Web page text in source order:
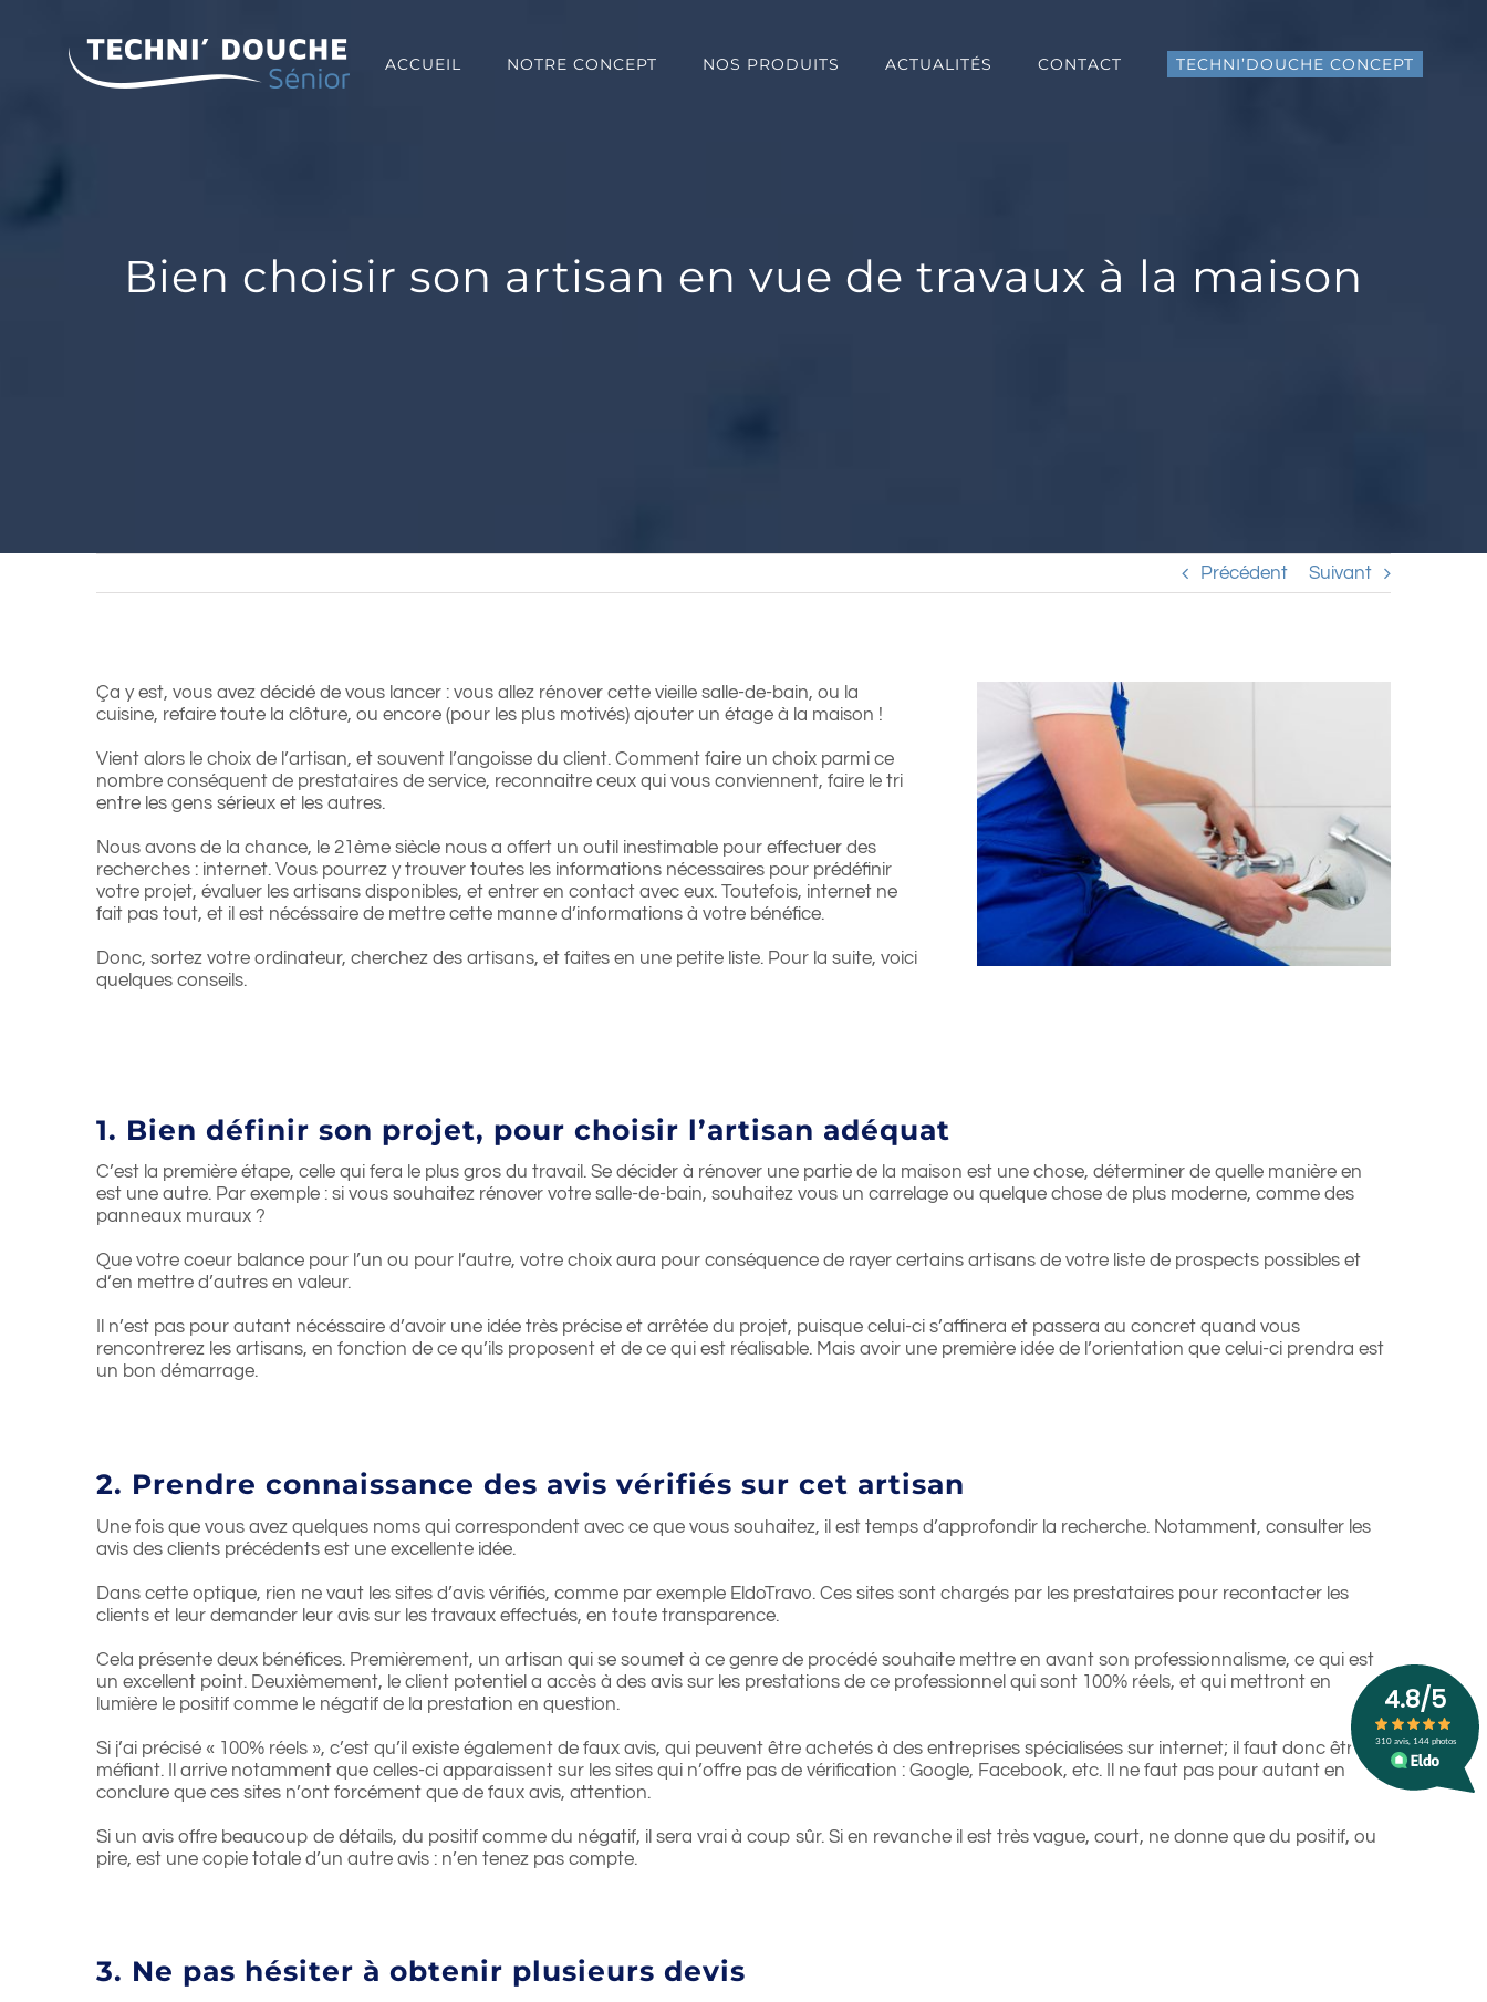
contenu
ACCUEIL NOTRE CONCEPT NOS PRODUITS ACTUALITÉS CONTACT TECHNI’DOUCHE CONCEPT
Bien choisir son artisan en vue de travaux à la maison
Précédent Suivant
Ça y est, vous avez décidé de vous lancer : vous allez rénover cette vieille salle-de-bain, ou la
cuisine, refaire toute la clôture, ou encore (pour les plus motivés) ajouter un étage à la maison !
Vient alors le choix de l’artisan, et souvent l’angoisse du client. Comment faire un choix parmi ce
nombre conséquent de prestataires de service, reconnaitre ceux qui vous conviennent, faire le tri
entre les gens sérieux et les autres.
Nous avons de la chance, le 21ème siècle nous a offert un outil inestimable pour effectuer des
recherches : internet. Vous pourrez y trouver toutes les informations nécessaires pour prédéfinir
votre projet, évaluer les artisans disponibles, et entrer en contact avec eux. Toutefois, internet ne
fait pas tout, et il est nécéssaire de mettre cette manne d’informations à votre bénéfice.
Donc, sortez votre ordinateur, cherchez des artisans, et faites en une petite liste. Pour la suite, voici
quelques conseils.
1. Bien définir son projet, pour choisir l’artisan adéquat
C’est la première étape, celle qui fera le plus gros du travail. Se décider à rénover une partie de la maison est une chose, déterminer de quelle manière en
est une autre. Par exemple : si vous souhaitez rénover votre salle-de-bain, souhaitez vous un carrelage ou quelque chose de plus moderne, comme des
panneaux muraux ?
Que votre coeur balance pour l’un ou pour l’autre, votre choix aura pour conséquence de rayer certains artisans de votre liste de prospects possibles et
d’en mettre d’autres en valeur.
Il n’est pas pour autant nécéssaire d’avoir une idée très précise et arrêtée du projet, puisque celui-ci s’affinera et passera au concret quand vous
rencontrerez les artisans, en fonction de ce qu’ils proposent et de ce qui est réalisable. Mais avoir une première idée de l’orientation que celui-ci prendra est
un bon démarrage.
2. Prendre connaissance des avis vérifiés sur cet artisan
Une fois que vous avez quelques noms qui correspondent avec ce que vous souhaitez, il est temps d’approfondir la recherche. Notamment, consulter les
avis des clients précédents est une excellente idée.
Dans cette optique, rien ne vaut les sites d’avis vérifiés, comme par exemple EldoTravo. Ces sites sont chargés par les prestataires pour recontacter les
clients et leur demander leur avis sur les travaux effectués, en toute transparence.
Cela présente deux bénéfices. Premièrement, un artisan qui se soumet à ce genre de procédé souhaite mettre en avant son professionnalisme, ce qui est
un excellent point. Deuxièmement, le client potentiel a accès à des avis sur les prestations de ce professionnel qui sont 100% réels, et qui mettront en
lumière le positif comme le négatif de la prestation en question.
Si j’ai précisé « 100% réels », c’est qu’il existe également de faux avis, qui peuvent être achetés à des entreprises spécialisées sur internet; il faut donc être
méfiant. Il arrive notamment que celles-ci apparaissent sur les sites qui n’offre pas de vérification : Google, Facebook, etc. Il ne faut pas pour autant en
conclure que ces sites n’ont forcément que de faux avis, attention.
Si un avis offre beaucoup de détails, du positif comme du négatif, il sera vrai à coup sûr. Si en revanche il est très vague, court, ne donne que du positif, ou
pire, est une copie totale d’un autre avis : n’en tenez pas compte.
3. Ne pas hésiter à obtenir plusieurs devis